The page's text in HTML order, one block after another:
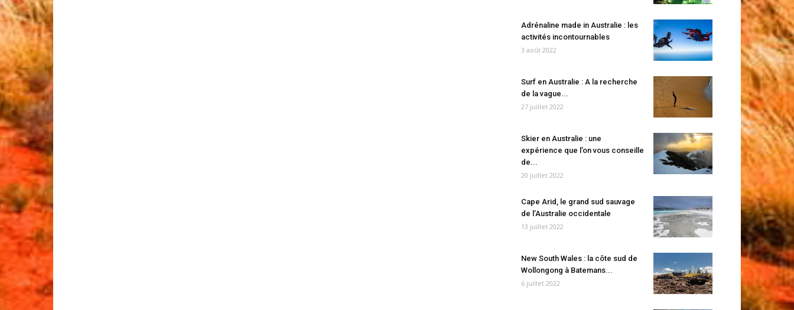
Adrénaline made in Australie : les
activités incontournables
3 août 2022
Surf en Australie : A la recherche
de la vague...
27 juillet 2022
Skier en Australie : une
expérience que l’on vous conseille
de...
20 juillet 2022
Cape Arid, le grand sud sauvage
de l’Australie occidentale
13 juillet 2022
New South Wales : la côte sud de
Wollongong à Batemans...
6 juillet 2022